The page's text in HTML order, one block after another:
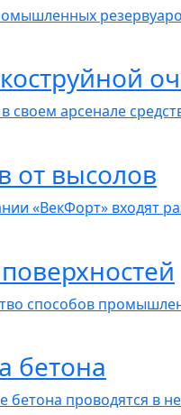
своем арсенале
от высолов
«ВекФорт» входят
способов
бетона
проводятся в